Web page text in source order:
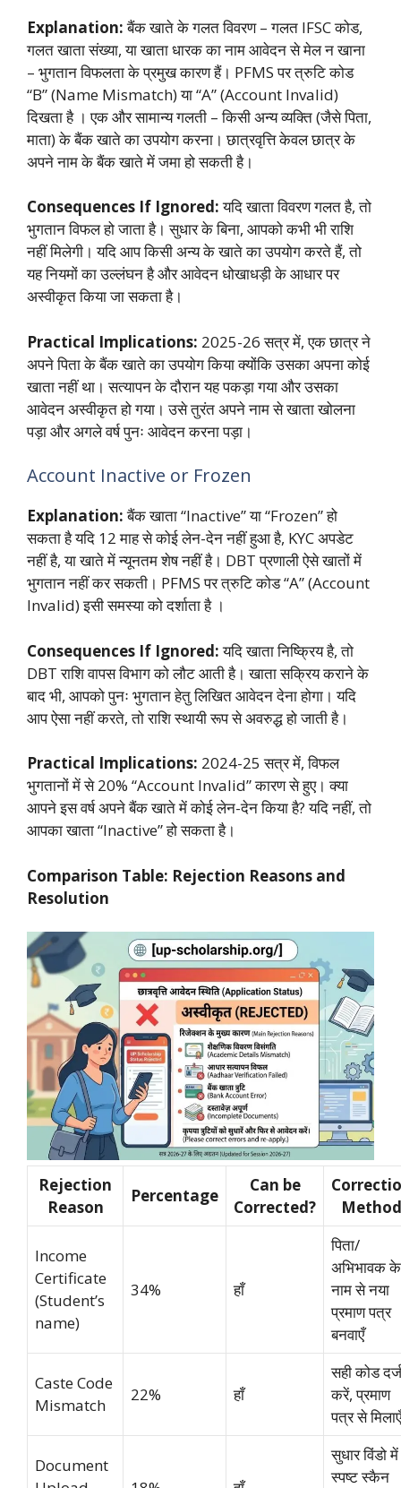
Explanation:बैंक खाते के गलत विवरण – गलत IFSC कोड,
गलत खाता संख्या, या खाता धारक का नाम आवेदन से मेल न खाना
– भुगतान विफलता के प्रमुख कारण हैं। PFMS पर त्रुटि कोड
“B” (Name Mismatch) या “A” (Account Invalid)
दिखता है । एक और सामान्य गलती – किसी अन्य व्यक्ति (जैसे पिता,
माता) के बैंक खाते का उपयोग करना। छात्रवृत्ति केवल छात्र के
अपने नाम के बैंक खाते में जमा हो सकती है।
Consequences If Ignored:यदि खाता विवरण गलत है, तो
भुगतान विफल हो जाता है। सुधार के बिना, आपको कभी भी राशि
नहीं मिलेगी। यदि आप किसी अन्य के खाते का उपयोग करते हैं, तो
यह नियमों का उल्लंघन है और आवेदन धोखाधड़ी के आधार पर
अस्वीकृत किया जा सकता है।
Practical Implications: 2025-26 सत्र में, एक छात्र ने
अपने पिता के बैंक खाते का उपयोग किया क्योंकि उसका अपना कोई
खाता नहीं था। सत्यापन के दौरान यह पकड़ा गया और उसका
आवेदन अस्वीकृत हो गया। उसे तुरंत अपने नाम से खाता खोलना
पड़ा और अगले वर्ष पुनः आवेदन करना पड़ा।
Account Inactive or Frozen
Explanation:बैंक खाता “Inactive” या “Frozen” हो
सकता है यदि 12 माह से कोई लेन-देन नहीं हुआ है, KYC अपडेट
नहीं है, या खाते में न्यूनतम शेष नहीं है। DBT प्रणाली ऐसे खातों में
भुगतान नहीं कर सकती। PFMS पर त्रुटि कोड “A” (Account
Invalid) इसी समस्या को दर्शाता है ।
Consequences If Ignored:यदि खाता निष्क्रिय है, तो
DBT राशि वापस विभाग को लौट आती है। खाता सक्रिय कराने के
बाद भी, आपको पुनः भुगतान हेतु लिखित आवेदन देना होगा। यदि
आप ऐसा नहीं करते, तो राशि स्थायी रूप से अवरुद्ध हो जाती है।
Practical Implications: 2024-25 सत्र में, विफल
भुगतानों में से 20% “Account Invalid” कारण से हुए। क्या
आपने इस वर्ष अपने बैंक खाते में कोई लेन-देन किया है? यदि नहीं, तो
आपका खाता “Inactive” हो सकता है।
Comparison Table: Rejection Reasons and
Resolution
Rejection
Reason
Percentage
Can be
Corrected?
Method
Income
Certificate
(Student’s
name)
34% हाँ
पिता/
अभिभावक के
नाम से नया
प्रमाण पत्र
बनवाएँ
Caste Code
Mismatch
22% हाँ
सही कोड दर्ज
करें, प्रमाण
पत्र से मिलाएँ
Document
सुधार विंडो में
स्पष्ट स्कैन